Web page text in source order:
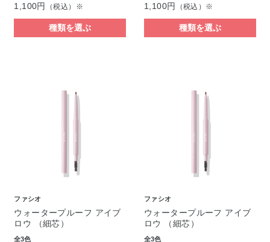
1,100円 （税込）※
種類を選ぶ
1,100円 （税込）※
種類を選ぶ
ファシオ
ウォータープルーフ アイブ
ロウ （細芯）
全3色
ファシオ
ウォータープルーフ アイブ
ロウ （細芯）
全3色